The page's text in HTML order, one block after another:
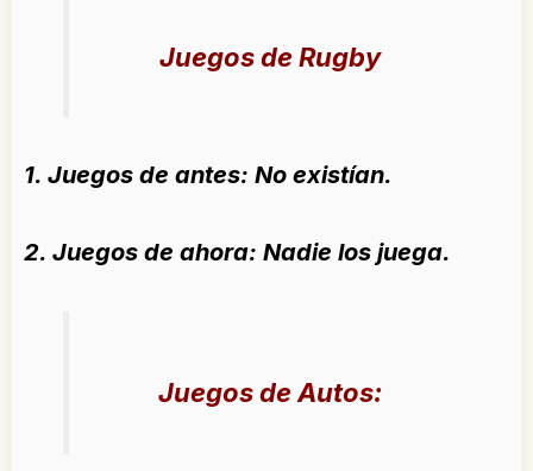
Juegos de Rugby
1. Juegos de antes: No existían.
2. Juegos de ahora: Nadie los juega.
Juegos de Autos: